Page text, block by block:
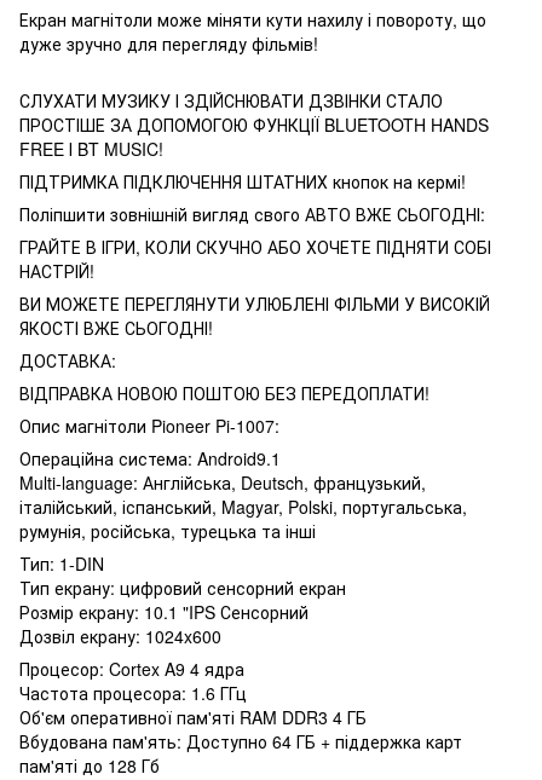
Екран магнітоли може міняти кути нахилу і повороту, що
дуже зручно для перегляду фільмів!
СЛУХАТИ МУЗИКУ І ЗДІЙСНЮВАТИ ДЗВІНКИ СТАЛО
ПРОСТІШЕ ЗА ДОПОМОГОЮ ФУНКЦІЇ BLUETOOTH HANDS
FREE І BT MUSIC!
ПІДТРИМКА ПІДКЛЮЧЕННЯ ШТАТНИХ кнопок на кермі!
Поліпшити зовнішній вигляд свого АВТО ВЖЕ СЬОГОДНІ:
ГРАЙТЕ В ІГРИ, КОЛИ СКУЧНО АБО ХОЧЕТЕ ПІДНЯТИ СОБІ
НАСТРІЙ!
ВИ МОЖЕТЕ ПЕРЕГЛЯНУТИ УЛЮБЛЕНІ ФІЛЬМИ У ВИСОКІЙ
ЯКОСТІ ВЖЕ СЬОГОДНІ!
ДОСТАВКА:
ВІДПРАВКА НОВОЮ ПОШТОЮ БЕЗ ПЕРЕДОПЛАТИ!
Опис магнітоли Pioneer Pi-1007:
Операційна система: Android9.1
Multi-language: Англійська, Deutsch, французький,
італійський, іспанський, Magyar, Polski, португальська,
румунія, російська, турецька та інші
Тип: 1-DIN
Тип екрану: цифровий сенсорний екран
Розмір екрану: 10.1 "IPS Сенсорний
Дозвіл екрану: 1024x600
Процесор: Cortex A9 4 ядра
Частота процесора: 1.6 ГГц
Об'єм оперативної пам'яті RAM DDR3 4 ГБ
Вбудована пам'ять: Доступно 64 ГБ + піддержка карт
пам'яті до 128 Гб